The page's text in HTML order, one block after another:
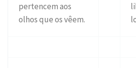
pertencem aos
olhos que os vêem.